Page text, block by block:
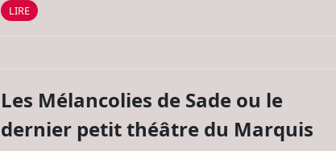
LIRE
Les Mélancolies de Sade ou le
dernier petit théâtre du Marquis